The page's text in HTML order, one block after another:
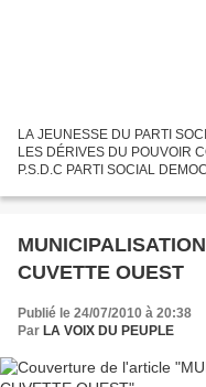
LA JEUNESSE DU PARTI
LES DÉRIVES DU POUVOIR
P.S.D.C PARTI SOCIAL
SOCIAL DEMOCRATE
CUVETTE OUEST
Publié le 24/07/2010 à 20:38
Par LA VOIX DU PEUPLE